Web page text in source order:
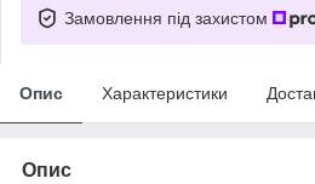
Замовлення під захистом
Опис Характеристики
Опис